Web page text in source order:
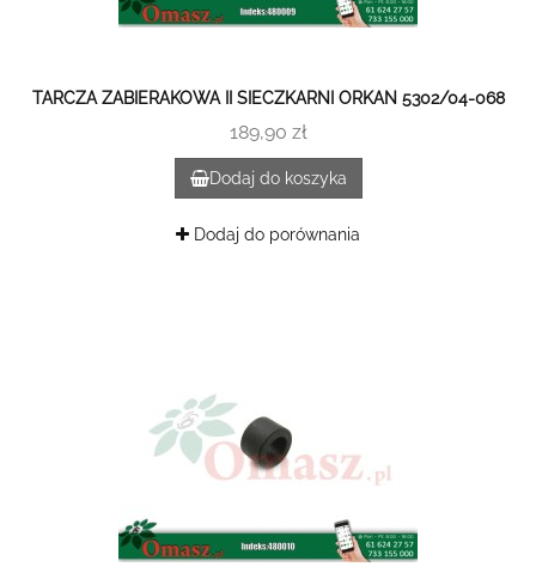
TARCZA ZABIERAKOWA II SIECZKARNI ORKAN 5302/04-068
189,90 zł
Dodaj do koszyka
Dodaj do porównania